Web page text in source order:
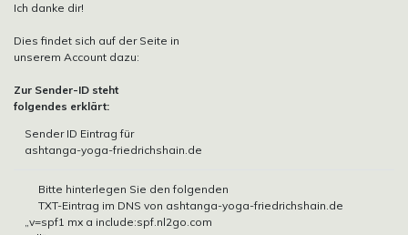
Ich danke dir!
Dies findet sich auf der Seite in
unserem Account dazu:
Zur Sender-ID steht
folgendes erklärt:
Sender ID Eintrag für
ashtanga-yoga-friedrichshain.de
Bitte hinterlegen Sie den folgenden
TXT-Eintrag im DNS von ashtanga-yoga-friedrichshain.de
„v=spf1 mx a include:spf.nl2go.com